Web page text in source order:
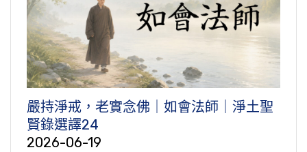
嚴持淨戒，老實念佛｜如會法師｜淨土聖
賢錄選譯24
2026-06-19